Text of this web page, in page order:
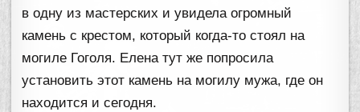
в одну из мастерских и увидела огромный
камень с крестом, который когда-то стоял на
могиле Гоголя. Елена тут же попросила
установить этот камень на могилу мужа, где он
находится и сегодня.